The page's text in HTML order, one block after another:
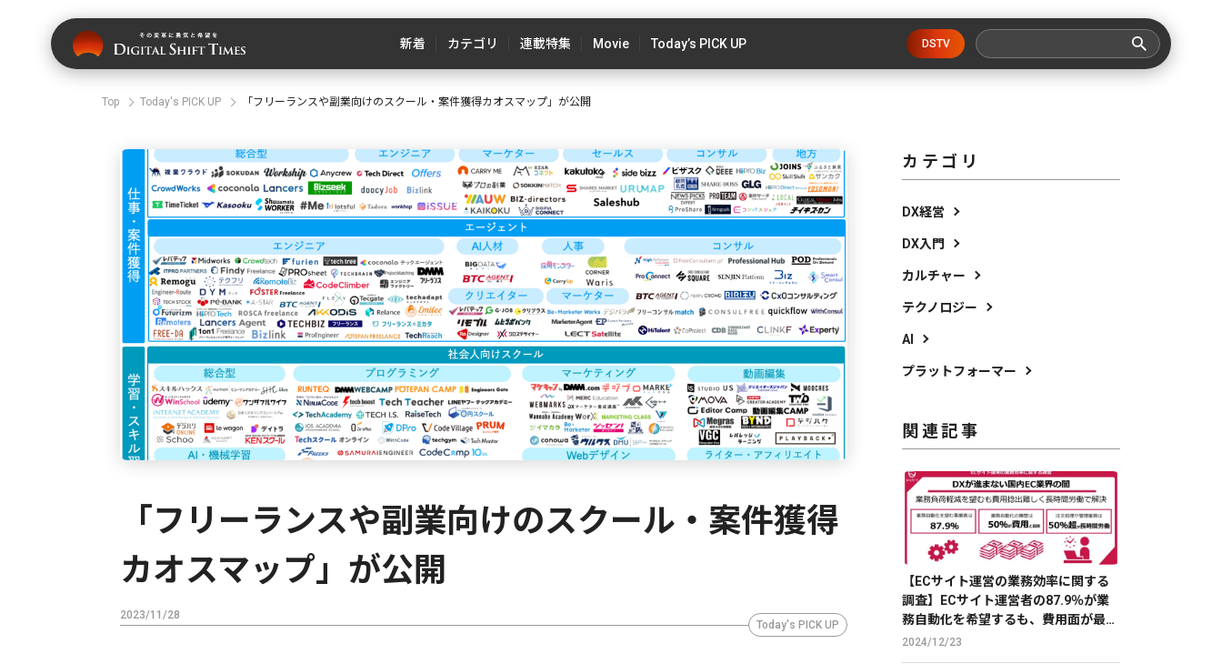
新着 カテゴリ 連載特集 Movie Today’s PICK UP DSTV
Top Today's PICK UP 「フリーランスや副業向けのスクール・案件獲得カオスマップ」が公開
「フリーランスや副業向けのスクール・案件獲得
カオスマップ」が公開
2023/11/28
Today's PICK UP
カテゴリ
DX経営
DX入門
カルチャー
テクノロジー
AI
プラットフォーマー
関連記事
【ECサイト運営の業務効率に関する
調査】ECサイト運営者の87.9％が業
務自動化を希望するも、費用面が最大
の障壁
2024/12/23